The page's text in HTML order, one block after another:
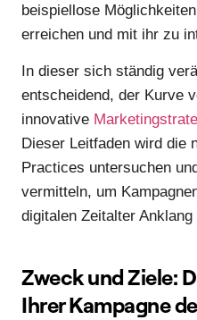
beispiellose
erreichen und mit ihr zu
In dieser sich ständig
entscheidend, der Kurve
innovative
Dieser Leitfaden wird die
Practices untersuchen
vermitteln, um
digitalen Zeitalter Anklang
Zweck und Ziele:
Ihrer Kampagne